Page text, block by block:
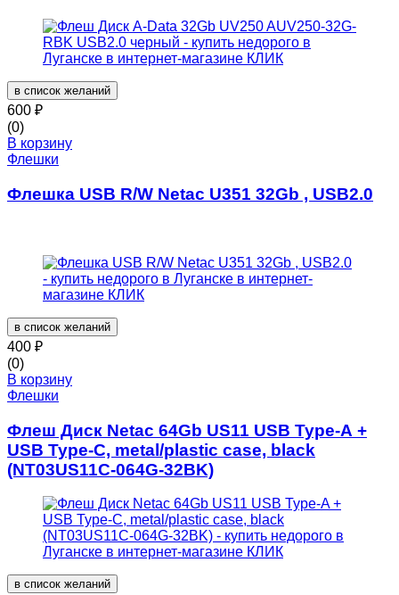
в список желаний
600 ₽
(0)
В корзину
Флешки
Флешка USB R/W Netac U351 32Gb , USB2.0
в список желаний
400 ₽
(0)
В корзину
Флешки
Флеш Диск Netac 64Gb US11 USB Type-A +
USB Type-C, metal/plastic case, black
(NT03US11C-064G-32BK)
в список желаний